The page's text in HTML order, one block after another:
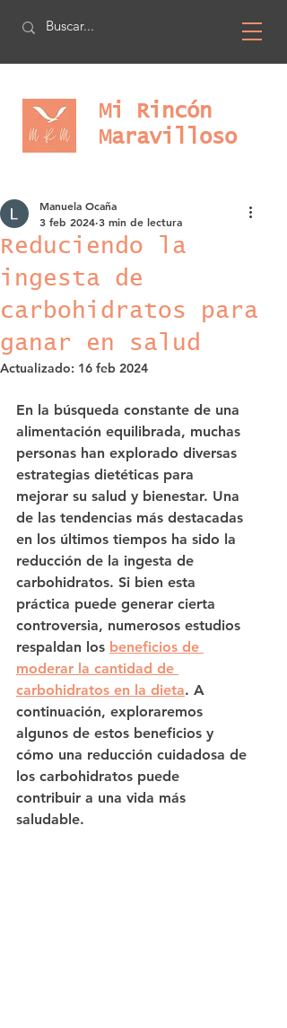
Mi Rincón
Maravilloso
Reduciendo la
ingesta de
carbohidratos para
ganar en salud
Manuela Ocaña
3 feb 2024 3 min de lectura
Actualizado: 16 feb 2024
En la búsqueda constante de una
alimentación equilibrada, muchas
personas han explorado diversas
estrategias dietéticas para
mejorar su salud y bienestar. Una
de las tendencias más destacadas
en los últimos tiempos ha sido la
reducción de la ingesta de
carbohidratos. Si bien esta
práctica puede generar cierta
controversia, numerosos estudios
respaldan los beneficios de
moderar la cantidad de
carbohidratos en la dieta. A
continuación, exploraremos
algunos de estos beneficios y
cómo una reducción cuidadosa de
los carbohidratos puede
contribuir a una vida más
saludable.